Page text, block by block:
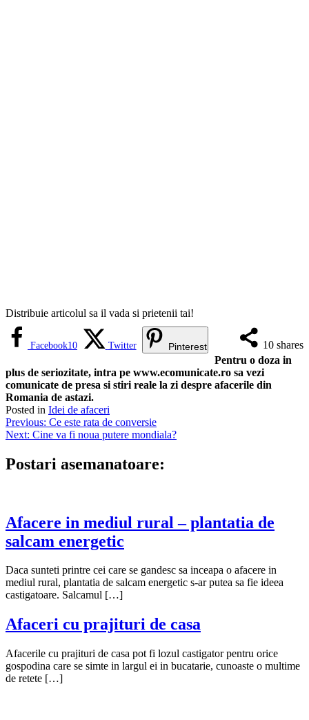
Distribuie articolul sa il vada si prietenii tai!
10 shares
Facebook10 Twitter Pinterest
Pentru o doza in
plus de seriozitate, intra pe www.ecomunicate.ro sa vezi
comunicate de presa si stiri reale la zi despre afacerile din
Romania de astazi.
Posted in Idei de afaceri
Navigare
în
articole
Previous: Ce este rata de conversie
Next: Cine va fi noua putere mondiala?
Postari asemanatoare:
Afacere in mediul rural – plantatia de
salcam energetic
Daca sunteti printre cei care se gandesc sa inceapa o afacere in
mediul rural, plantatia de salcam energetic s-ar putea sa fie ideea
castigatoare. Salcamul […]
Afaceri cu prajituri de casa
Afacerile cu prajituri de casa pot fi lozul castigator pentru orice
gospodina care se simte in largul ei in bucatarie, cunoaste o multime
de retete […]